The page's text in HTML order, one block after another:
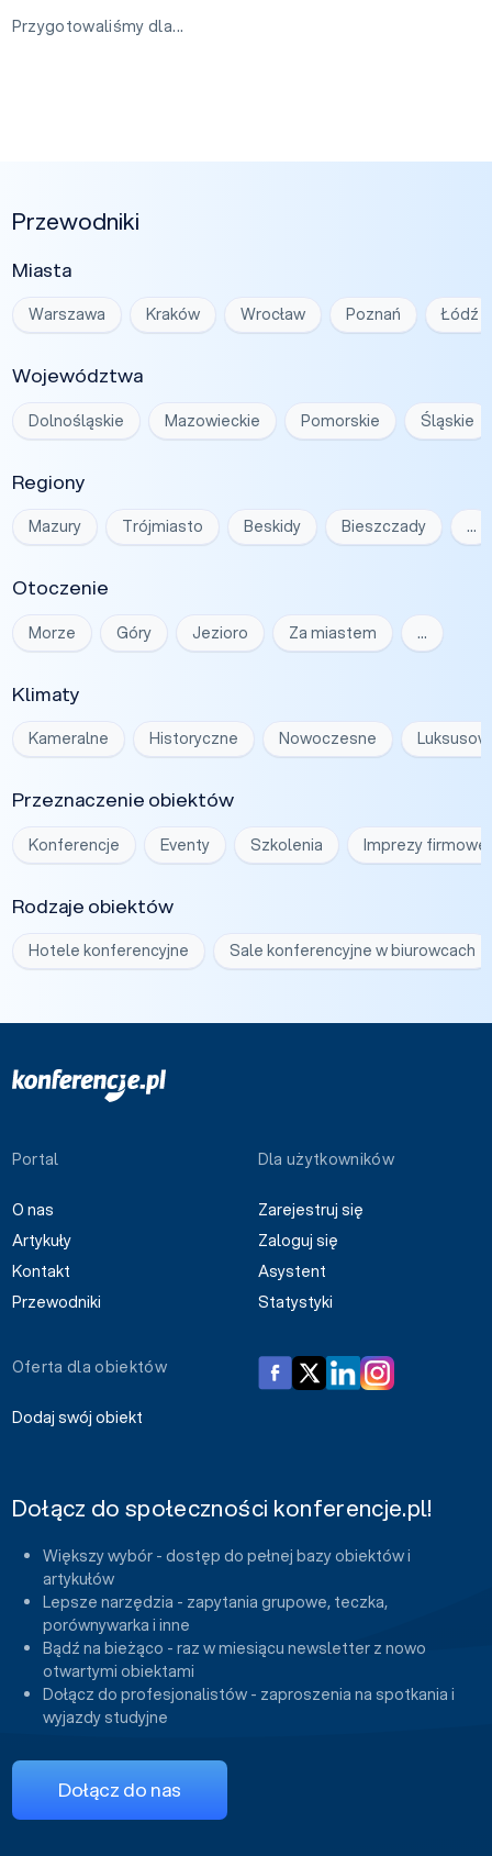
Przygotowaliśmy dla...
Przewodniki
Miasta
Warszawa Kraków Wrocław Poznań Łódź
Województwa
Dolnośląskie Mazowieckie Pomorskie Śląskie
Regiony
Mazury Trójmiasto Beskidy Bieszczady …
Otoczenie
Morze Góry Jezioro Za miastem …
Klimaty
Kameralne Historyczne Nowoczesne
Przeznaczenie obiektów
Konferencje Eventy Szkolenia Imprezy firmowe
Rodzaje obiektów
Hotele konferencyjne Sale konferencyjne w biurowcach
Portal
O nas
Artykuły
Kontakt
Przewodniki
Dla użytkowników
Zarejestruj się
Zaloguj się
Asystent
Statystyki
Oferta dla obiektów
Dodaj swój obiekt
Dołącz do społeczności konferencje.pl!
Większy wybór - dostęp do pełnej bazy obiektów i
artykułów
Lepsze narzędzia - zapytania grupowe, teczka,
porównywarka i inne
Bądź na bieżąco - raz w miesiącu newsletter z nowo
otwartymi obiektami
Dołącz do profesjonalistów - zaproszenia na spotkania i
wyjazdy studyjne
Dołącz do nas